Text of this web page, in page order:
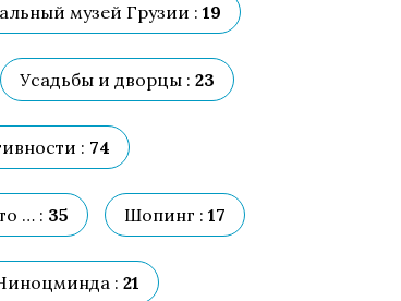
музей Грузии : 19
Усадьбы и дворцы : 23
: 74
… : 35 Шопинг : 17
: 21